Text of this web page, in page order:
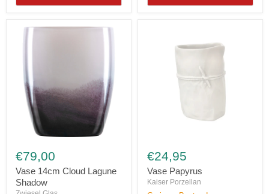
14cm
Cloud
Lagune
Shadow
€79,00
Vase 14cm Cloud Lagune
Shadow
Papyrus
€24,95
Vase Papyrus
Kaiser Porzellan